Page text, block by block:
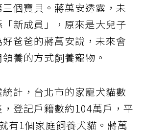
個寶貝。蔣萬安透露，未
新成員」，原來是大兒子
爸爸的蔣萬安說，未來會
養的方式飼養寵物。
計，台北市的家寵犬貓數
登記戶籍數約104萬戶，平
有1個家庭飼養犬貓。蔣萬